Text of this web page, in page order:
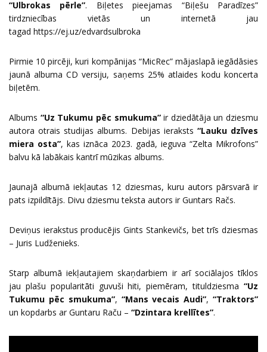
“Ulbrokas pērle”. Biļetes pieejamas “Biļešu Paradīzes”
tirdzniecības vietās un internetā jau
tagad https://ej.uz/edvardsulbroka
Pirmie 10 pircēji, kuri kompānijas “MicRec” mājaslapā iegādāsies
jaunā albuma CD versiju, saņems 25% atlaides kodu koncerta
biļetēm.
Albums “Uz Tukumu pēc smukuma”ir dziedātāja un dziesmu
autora otrais studijas albums. Debijas ieraksts “Lauku dzīves
miera osta”, kas iznāca 2023. gadā, ieguva “Zelta Mikrofons”
balvu kā labākais kantrī mūzikas albums.
Jaunajā albumā iekļautas 12 dziesmas, kuru autors pārsvarā ir
pats izpildītājs. Divu dziesmu teksta autors ir Guntars Račs.
Deviņus ierakstus producējis Gints Stankevičs, bet trīs dziesmas
– Juris Ludženieks.
Starp albumā iekļautajiem skaņdarbiem ir arī sociālajos tīklos
jau plašu popularitāti guvuši hiti, piemēram, tituldziesma “Uz
Tukumu pēc smukuma”, “Mans vecais Audi”,“Traktors”
un kopdarbs ar Guntaru Raču – “Dzintara krellītes”.